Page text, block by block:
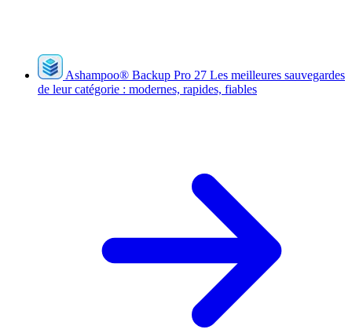
Ashampoo® Backup Pro 27 Les meilleures sauvegardes
de leur catégorie : modernes, rapides, fiables